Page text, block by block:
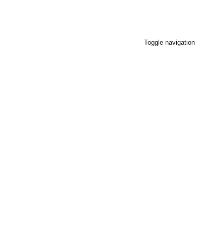
Toggle navigation